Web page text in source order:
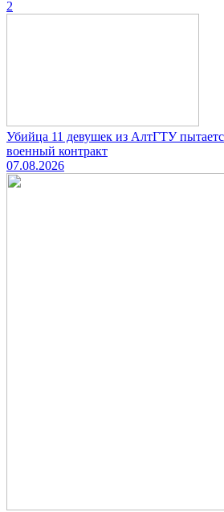
2
Убийца 11 девушек из АлтГТУ
военный контракт
07.08.2026